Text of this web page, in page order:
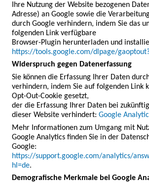
Ihre Nutzung der Website bezogenen
Adresse) an Google sowie die
durch Google verhindern, indem Sie das
folgenden Link verfügbare
Browser-Plugin herunterladen und
https://tools.google.com/dlpage/
Widerspruch gegen Datenerfassung
Sie können die Erfassung Ihrer Daten
verhindern, indem Sie auf folgenden Link
Opt-Out-Cookie gesetzt,
der die Erfassung Ihrer Daten bei
dieser Website verhindert: Google
Mehr Informationen zum Umgang mit
Google Analytics finden Sie in der
Google:
https://support.google.com/analytics/
hl=de.
Demografische Merkmale bei Google